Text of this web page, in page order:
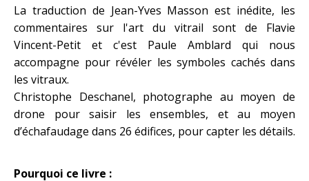
La traduction de Jean-Yves Masson est inédite, les
commentaires sur l'art du vitrail sont de Flavie
Vincent-Petit et c'est Paule Amblard qui nous
accompagne pour révéler les symboles cachés dans
les vitraux.
Christophe Deschanel, photographe au moyen de
drone pour saisir les ensembles, et au moyen
d’échafaudage dans 26 édifices, pour capter les détails.
Pourquoi ce livre :